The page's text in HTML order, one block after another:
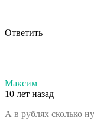
Ответить
Максим
10 лет назад
А в рублях сколько